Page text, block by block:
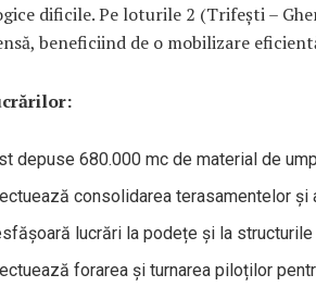
dificile. Pe loturile 2 (Trifești –
beneficiind de o mobilizare
depuse 680.000 mc de material de
consolidarea terasamentelor
lucrări la podețe și la
forarea și turnarea piloților